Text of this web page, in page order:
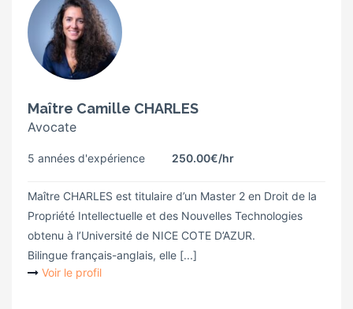
Maître Camille CHARLES
Avocate
5 années d'expérience 250.00€/hr
Maître CHARLES est titulaire d’un Master 2 en Droit de la
Propriété Intellectuelle et des Nouvelles Technologies
obtenu à l’Université de NICE COTE D’AZUR.
Bilingue français-anglais, elle [...]
Voir le profil